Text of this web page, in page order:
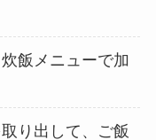
飯メニューで加
り出して、ご飯